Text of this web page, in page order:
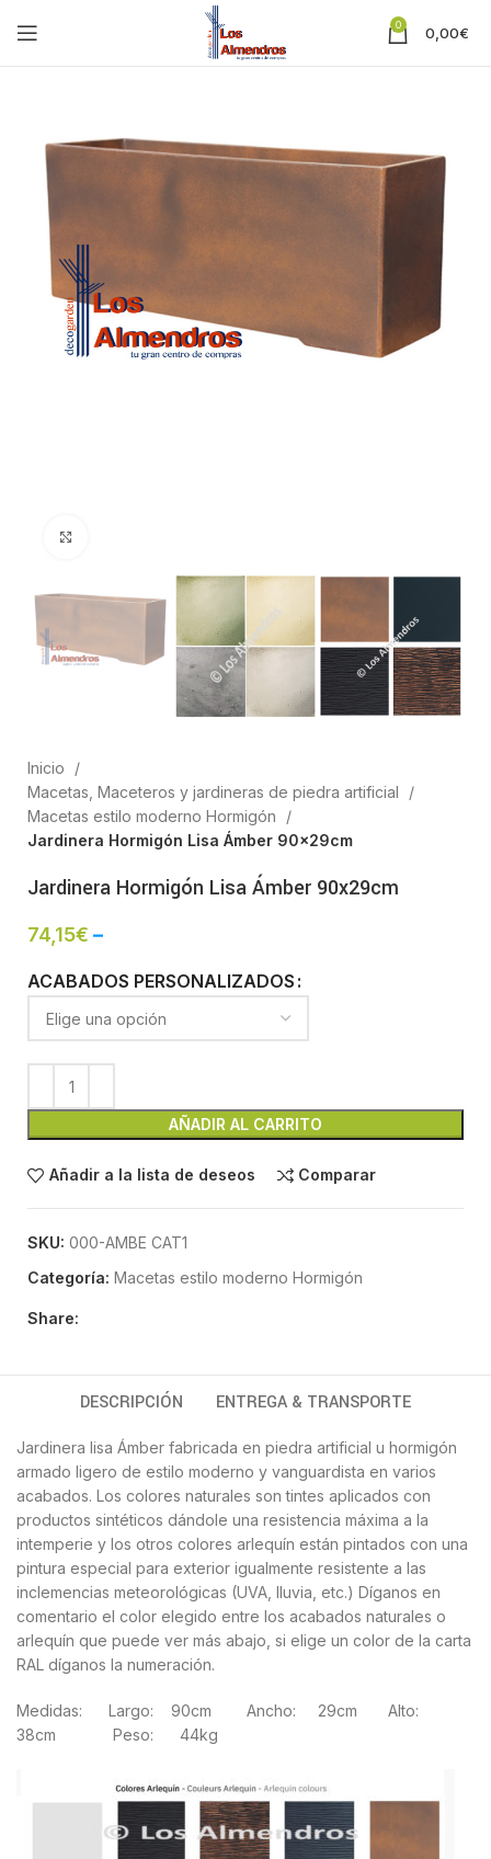
0 0,00€
Inicio
Macetas, Maceteros y jardineras de piedra artificial
Macetas estilo moderno Hormigón
Jardinera Hormigón Lisa Ámber 90x29cm
Jardinera Hormigón Lisa Ámber 90x29cm
74,15€ –
ACABADOS PERSONALIZADOS
AÑADIR AL CARRITO
Añadir a la lista de deseos Comparar
SKU: 000-AMBE CAT1
Categoría: Macetas estilo moderno Hormigón
Share:
DESCRIPCIÓN ENTREGA & TRANSPORTE
Jardinera lisa Ámber fabricada en piedra artificial u hormigón
armado ligero de estilo moderno y vanguardista en varios
acabados. Los colores naturales son tintes aplicados con
productos sintéticos dándole una resistencia máxima a la
intemperie y los otros colores arlequín están pintados con una
pintura especial para exterior igualmente resistente a las
inclemencias meteorológicas (UVA, lluvia, etc.) Díganos en
comentario el color elegido entre los acabados naturales o
arlequín que puede ver más abajo, si elige un color de la carta
RAL díganos la numeración.
Medidas: Largo: 90cm Ancho: 29cm Alto:
38cm Peso: 44kg